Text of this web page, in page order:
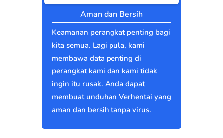
Aman dan Bersih
Keamanan perangkat penting bagi
kita semua. Lagi pula, kami
membawa data penting di
perangkat kami dan kami tidak
ingin itu rusak. Anda dapat
membuat unduhan Verhentai yang
aman dan bersih tanpa virus.